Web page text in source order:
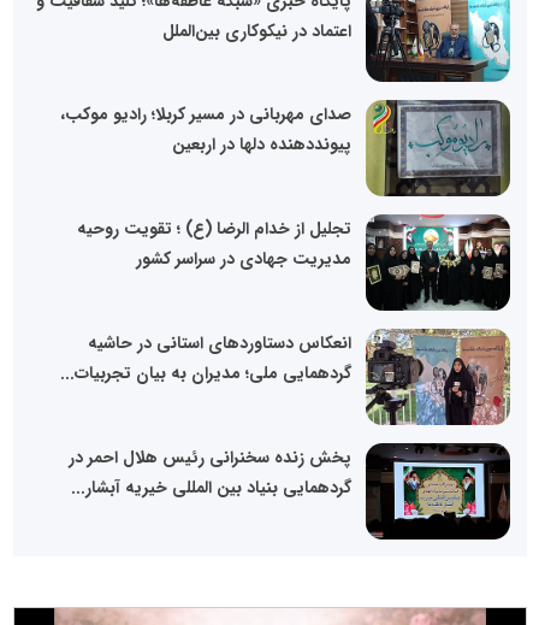
اعتماد در نیکوکاری بین‌الملل
صدای مهربانی در مسیر کربلا؛ رادیو موکب،
پیونددهنده دلها در اربعین
تجلیل از خدام الرضا (ع) ؛ تقویت روحیه
مدیریت جهادی در سراسر کشور
انعکاس دستاوردهای استانی در حاشیه
گردهمایی ملی؛ مدیران به بیان تجربیات...
پخش زنده سخنرانی رئیس هلال احمر در
گردهمایی بنیاد بین المللی خیریه آبشار...